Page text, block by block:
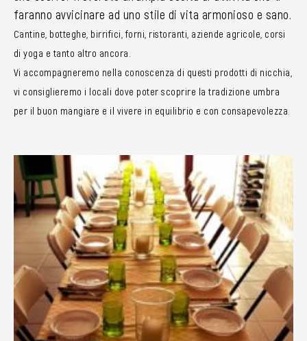
faranno avvicinare ad uno stile di vita armonioso e sano.
Cantine, botteghe, birrifici, forni, ristoranti, aziende agricole, corsi
di yoga e tanto altro ancora.
Vi accompagneremo nella conoscenza di questi prodotti di nicchia,
vi consiglieremo i locali dove poter scoprire la tradizione umbra
per il buon mangiare e il vivere in equilibrio e con consapevolezza.